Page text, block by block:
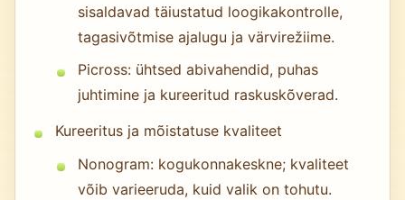
sisaldavad täiustatud loogikakontrolle,
tagasivõtmise ajalugu ja värvirežiime.
Picross: ühtsed abivahendid, puhas
juhtimine ja kureeritud raskuskõverad.
Kureeritus ja mõistatuse kvaliteet
Nonogram: kogukonnakeskne; kvaliteet
võib varieeruda, kuid valik on tohutu.